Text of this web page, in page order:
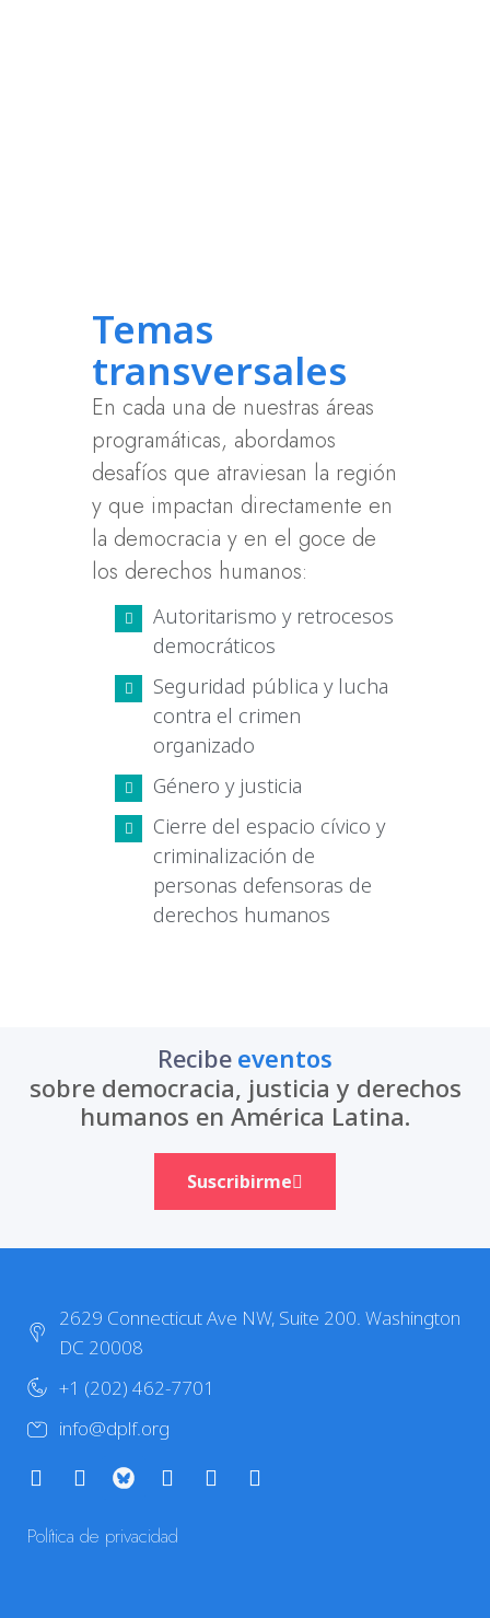
Temas
transversales
En cada una de nuestras áreas
programáticas, abordamos
desafíos que atraviesan la región
y que impactan directamente en
la democracia y en el goce de
los derechos humanos:
Autoritarismo y retrocesos
democráticos
Seguridad pública y lucha
contra el crimen
organizado
Género y justicia
Cierre del espacio cívico y
criminalización de
personas defensoras de
derechos humanos
Recibe
sobre democracia, justicia y derechos
humanos en América Latina.
Suscribirme
2629 Connecticut Ave NW, Suite 200. Washington
DC 20008
+1 (202) 462-7701
info@dplf.org
Política de privacidad